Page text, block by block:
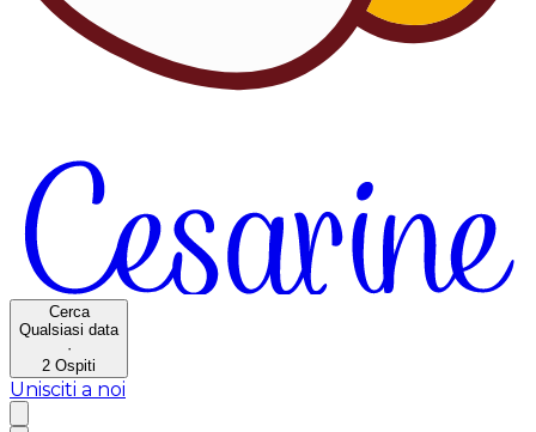
Cerca
Qualsiasi data
·
2 Ospiti
Unisciti a noi